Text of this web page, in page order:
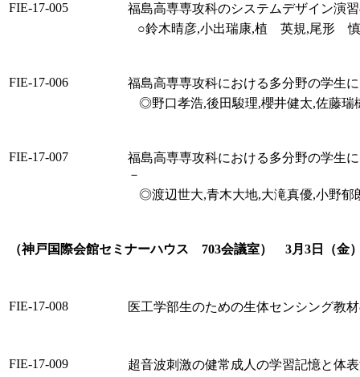
FIE-17-005
福島高専専攻科のシステムデザイン演
○鈴木晴彦,小出瑞康,植 英規,尾形 慎
FIE-17-006
福島高専専攻科における多分野の学生
◎野口孝浩,後田駿理,櫻井健太,佐藤
FIE-17-007
福島高専専攻科における多分野の学生
－
◎渡辺世大,青木大地,大滝真優,小野
（神戸国際会館セミナーハウス 703会議室） 3月3日（
FIE-17-008 医工学部生のための生体センシング教
FIE-17-009
超音波刺激の健常成人の学習記憶と体